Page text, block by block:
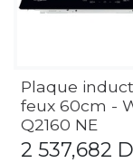
Plaque
feux 60cm -
Q2160 NE
2 537,682